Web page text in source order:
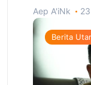
Aep A'iNk
Berita